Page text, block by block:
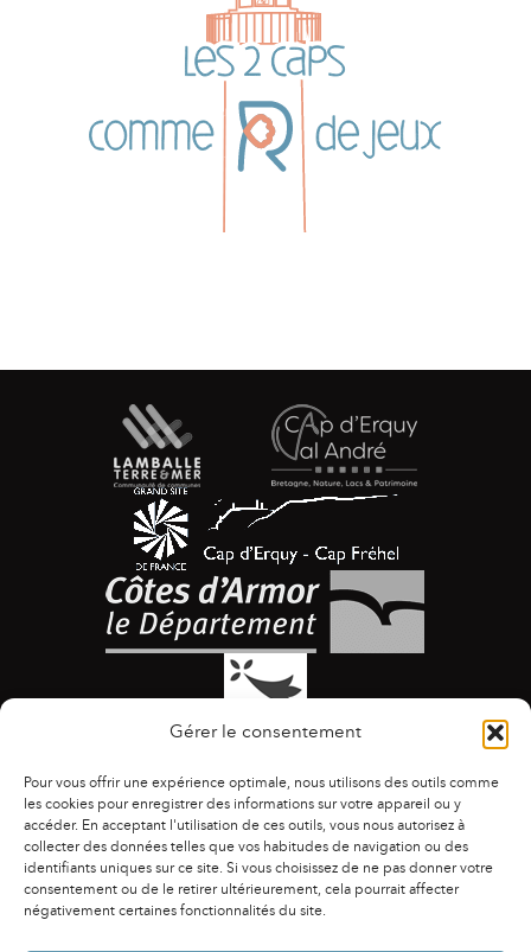
Gérer le consentement
Pour vous offrir une expérience optimale, nous utilisons des outils comme
les cookies pour enregistrer des informations sur votre appareil ou y
accéder. En acceptant l'utilisation de ces outils, vous nous autorisez à
collecter des données telles que vos habitudes de navigation ou des
identifiants uniques sur ce site. Si vous choisissez de ne pas donner votre
consentement ou de le retirer ultérieurement, cela pourrait affecter
négativement certaines fonctionnalités du site.
ACCESSIBILITÉ | AGENDA | ASSOCIATIONS
|
CONTACTS
PUBLICATIONS ESPACE PRESSE